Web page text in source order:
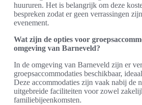
huururen. Het is belangrijk om deze
bespreken zodat er geen verrassingen
evenement.
Wat zijn de opties voor
omgeving van Barneveld?
In de omgeving van Barneveld zijn er
groepsaccommodaties beschikbaar,
Deze accommodaties zijn vaak nabij de
uitgebreide faciliteiten voor zowel
familiebijeenkomsten.